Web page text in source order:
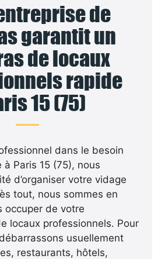
de
garantit un
de locaux
rapide
15 (75)
dans le besoin
à Paris 15 (75), nous
d’organiser votre vidage
tout, nous sommes en
occuper de votre
locaux professionnels. Pour
usuellement
restaurants, hôtels,